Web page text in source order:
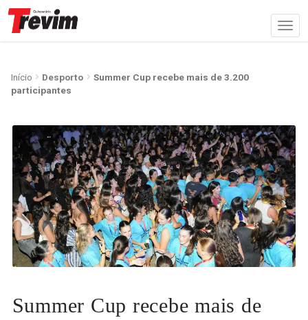
Início Desporto
Summer Cup recebe mais de 3.200
participantes
Summer Cup recebe mais de